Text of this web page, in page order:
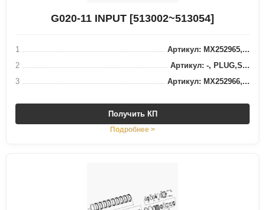
G020-11 INPUT [513002~513054]
1
Артикул: MX252965,...
2
Артикул: -, PLUG,S...
3
Артикул: MX252966,...
Получить КП
Подробнее >